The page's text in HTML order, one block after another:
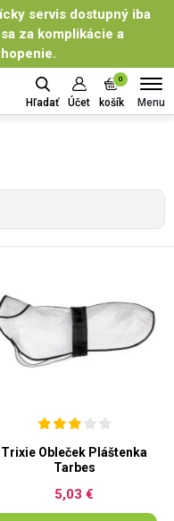
servis dostupný iba
za komplikácie a
Hľadať Účet
0
košík Menu
Trixie Obleček Pláštenka
Tarbes
5,03 €